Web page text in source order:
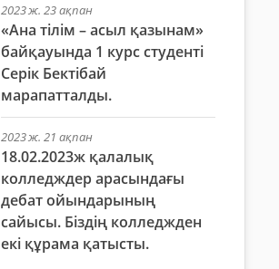
2023 ж. 23 ақпан
«Ана тілім – асыл қазынам»
байқауында 1 курс студенті
Серік Бектібай
марапатталды.
2023 ж. 21 ақпан
18.02.2023ж қалалық
колледждер арасындағы
дебат ойындарының
сайысы. Біздің колледжден
екі құрама қатысты.